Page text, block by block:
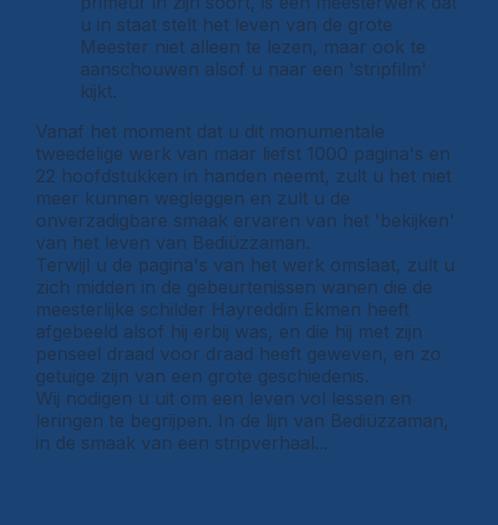
u in staat stelt het leven van de grote
Meester niet alleen te lezen, maar ook te
aanschouwen alsof u naar een 'stripfilm'
kijkt.
Vanaf het moment dat u dit monumentale
tweedelige werk van maar liefst 1000 pagina's en
22 hoofdstukken in handen neemt, zult u het niet
meer kunnen wegleggen en zult u de
onverzadigbare smaak ervaren van het 'bekijken'
van het leven van Bediüzzaman.
Terwijl u de pagina's van het werk omslaat, zult u
zich midden in de gebeurtenissen wanen die de
meesterlijke schilder Hayreddin Ekmen heeft
afgebeeld alsof hij erbij was, en die hij met zijn
penseel draad voor draad heeft geweven, en zo
getuige zijn van een grote geschiedenis.
Wij nodigen u uit om een leven vol lessen en
leringen te begrijpen. In de lijn van Bediüzzaman,
in de smaak van een stripverhaal...